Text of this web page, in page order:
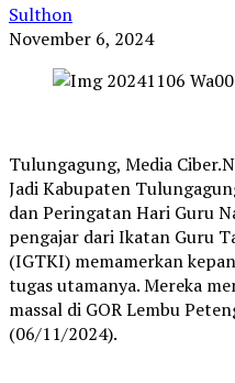
Sulthon
November 6, 2024
Tulungagung, Media
Jadi Kabupaten
dan Peringatan Hari Guru
pengajar dari Ikatan Guru
(IGTKI) memamerkan
tugas utamanya. Mereka
massal di GOR Lembu
(06/11/2024).